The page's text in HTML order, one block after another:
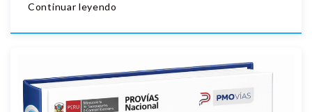
Continuar leyendo